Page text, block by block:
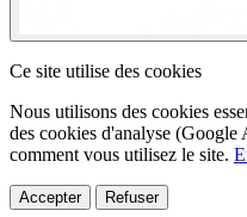
Ce site utilise des cookies
Nous utilisons des cookies
des cookies d'analyse
comment vous utilisez le site.
Accepter Refuser